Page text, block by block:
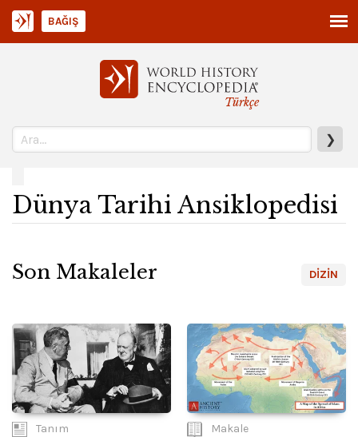
Türkçe
❯
BAĞIŞ
Dünya Tarihi Ansiklopedisi
DIZIN
Son Makaleler
Tanım Makale